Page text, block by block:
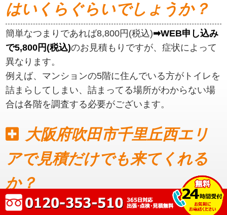
はいくらぐらいでしょうか？
簡単なつまりであれば8,800円(税込)➡WEB申し込み
で5,800円(税込)のお見積もりですが、症状によって
異なります。
例えば、マンションの5階に住んでいる方がトイレを
詰まらしてしまい、詰まってる場所がわからない場
合は各階を調査する必要がございます。
大阪府吹田市千里丘西エリ
アで見積だけでも来てくれる
か？
見積もりだけでも可能です。